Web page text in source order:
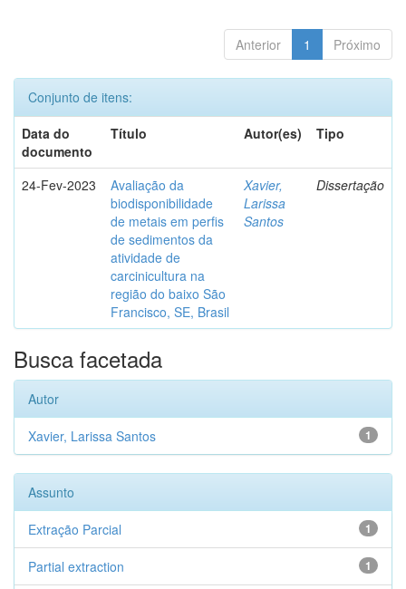
Anterior 1 Próximo
Conjunto de itens:
Data do
documento
Título Autor(es) Tipo
24-Fev-2023
Avaliação da
biodisponibilidade
de metais em perfis
de sedimentos da
atividade de
carcinicultura na
região do baixo São
Francisco, SE, Brasil
Xavier,
Larissa
Santos
Dissertação
Busca facetada
Autor
1
Xavier, Larissa Santos
Assunto
1
Extração Parcial
1
Partial extraction